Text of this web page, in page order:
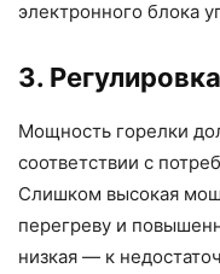
электронного блока
3.
Мощность горелки
соответствии с
Слишком высокая
перегреву и
низкая — к